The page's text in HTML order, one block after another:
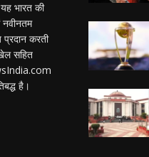
भारत की
करती
सहित
है।